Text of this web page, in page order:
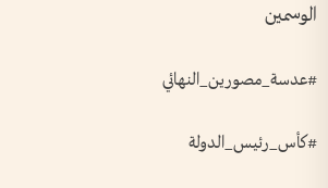
الوسمين
#عدسة_مصورين_النهائي
#كأس_رئيس_الدولة